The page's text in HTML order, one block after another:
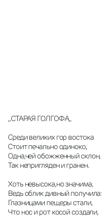
,,СТАРАЯ ГОЛГОФА,,
Среди великих гор востока
Стоит печально одиноко,
Одна,чей обожженный склон,
Так непригляден и гранен.
Хоть невысока,но значима,
Ведь облик дивный получила:
Глазницами пещеры стали,
Что нос и рот косой создали,